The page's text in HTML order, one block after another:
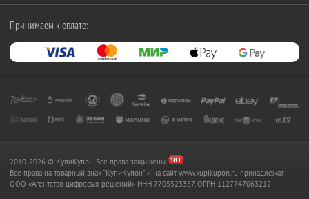
Принимаем к оплате:
2010-2026 © КупиКупон. Все права защищены.
Все права на товарный знак "КупиКупон" и на сайт www.kupikupon.ru принадлежат
OOO «Агентство цифровых решений» ИНН 7705523387, ОГРН 1127747063212